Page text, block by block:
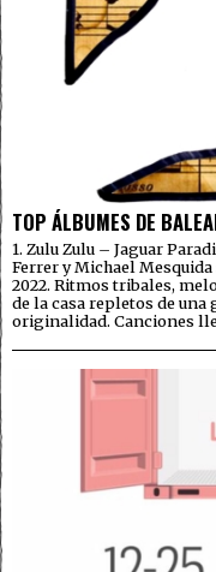
TOP ÁLBUMES DE
1. Zulu Zulu – Jaguar
Ferrer y Michael
2022. Ritmos tribales,
de la casa repletos de
originalidad. Canciones